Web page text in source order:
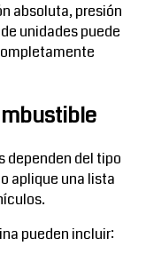
absoluta, presión
unidades puede
dependen del tipo
aplique una lista
pueden incluir: